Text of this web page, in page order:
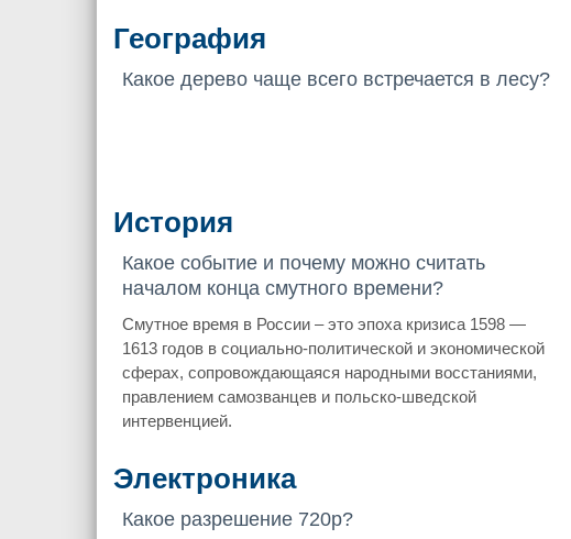
География
Какое дерево чаще всего встречается в лесу?
История
Какое событие и почему можно считать
началом конца смутного времени?
Смутное время в России – это эпоха кризиса 1598 —
1613 годов в социально-политической и экономической
сферах, сопровождающаяся народными восстаниями,
правлением самозванцев и польско-шведской
интервенцией.
Электроника
Какое разрешение 720p?